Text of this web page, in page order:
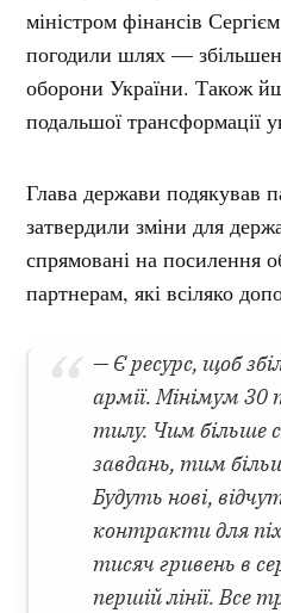
міністром фінансів
погодили шлях —
оборони України. Також
подальшої трансформації
Глава держави подякував
затвердили зміни для
спрямовані на посилення
партнерам, які всіляко
— Є ресурс, щоб
армії. Мінімум 30
тилу. Чим більше
завдань, тим
Будуть нові,
контракти для
тисяч гривень в
першій лінії. Все